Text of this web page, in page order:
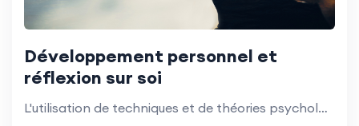
Développement personnel et
réflexion sur soi
L'utilisation de techniques et de théories psychologiques pour favoriser la croissance personnelle.